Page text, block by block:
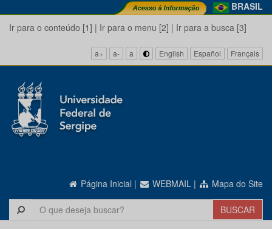
BRASIL
Ir para o conteúdo [1] | Ir para o menu [2] | Ir para a busca [3]
a+ a- a English Español Français
Página Inicial | WEBMAIL | Mapa do Site